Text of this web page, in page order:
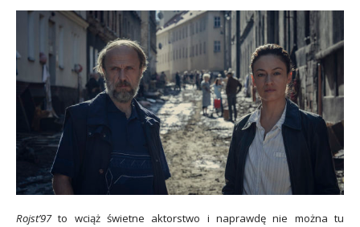
Rojst’97to wciąż świetne aktorstwo i naprawdę nie można tu